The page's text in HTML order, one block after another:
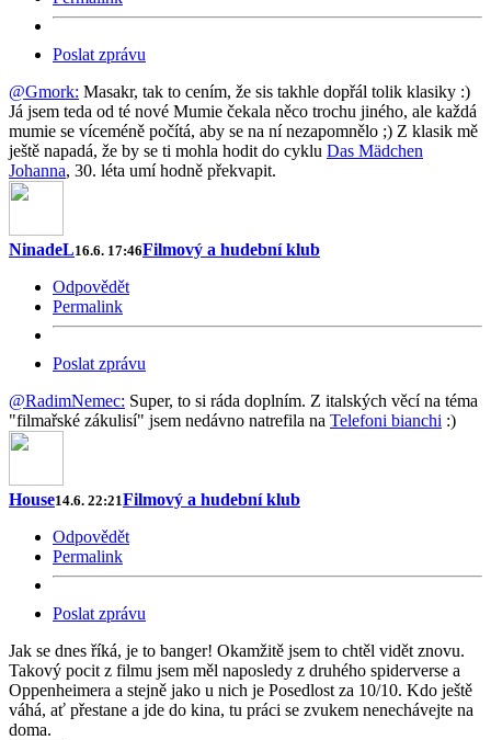
Poslat zprávu
@Gmork: Masakr, tak to cením, že sis takhle dopřál tolik klasiky :)
Já jsem teda od té nové Mumie čekala něco trochu jiného, ale každá
mumie se víceméně počítá, aby se na ní nezapomnělo ;) Z klasik mě
ještě napadá, že by se ti mohla hodit do cyklu Das Mädchen
Johanna, 30. léta umí hodně překvapit.
NinadeL16.6. 17:46Filmový a hudební klub
Odpovědět
Permalink
Poslat zprávu
@RadimNemec: Super, to si ráda doplním. Z italských věcí na téma
"filmařské zákulisí" jsem nedávno natrefila na Telefoni bianchi :)
House14.6. 22:21Filmový a hudební klub
Odpovědět
Permalink
Poslat zprávu
Jak se dnes říká, je to banger! Okamžitě jsem to chtěl vidět znovu.
Takový pocit z filmu jsem měl naposledy z druhého spiderverse a
Oppenheimera a stejně jako u nich je Posedlost za 10/10. Kdo ještě
váhá, ať přestane a jde do kina, tu práci se zvukem nenechávejte na
doma.